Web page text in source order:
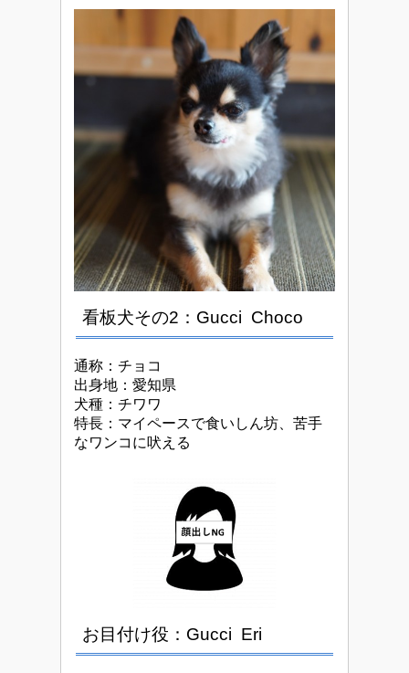
看板犬その2：Gucci Choco
通称：チョコ
出身地：愛知県
犬種：チワワ
特長：マイペースで食いしん坊、苦手
なワンコに吠える
お目付け役：Gucci Eri